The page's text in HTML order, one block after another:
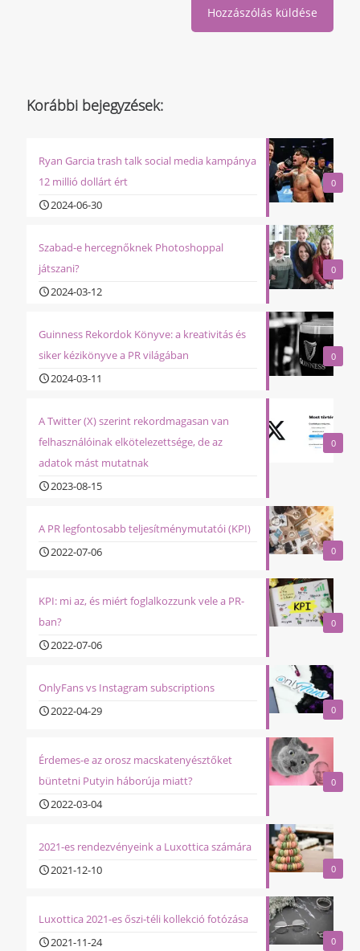
Korábbi bejegyzések:
0
Ryan Garcia trash talk social media kampánya
12 millió dollárt ért
2024-06-30
0
Szabad-e hercegnőknek Photoshoppal
játszani?
2024-03-12
0
Guinness Rekordok Könyve: a kreativitás és
siker kézikönyve a PR világában
2024-03-11
0
A Twitter (X) szerint rekordmagasan van
felhasználóinak elkötelezettsége, de az
adatok mást mutatnak
2023-08-15
0
A PR legfontosabb teljesítménymutatói (KPI)
2022-07-06
0
KPI: mi az, és miért foglalkozzunk vele a PR-
ban?
2022-07-06
0
OnlyFans vs Instagram subscriptions
2022-04-29
0
Érdemes-e az orosz macskatenyésztőket
büntetni Putyin háborúja miatt?
2022-03-04
0
2021-es rendezvényeink a Luxottica számára
2021-12-10
0
Luxottica 2021-es őszi-téli kollekció fotózása
2021-11-24